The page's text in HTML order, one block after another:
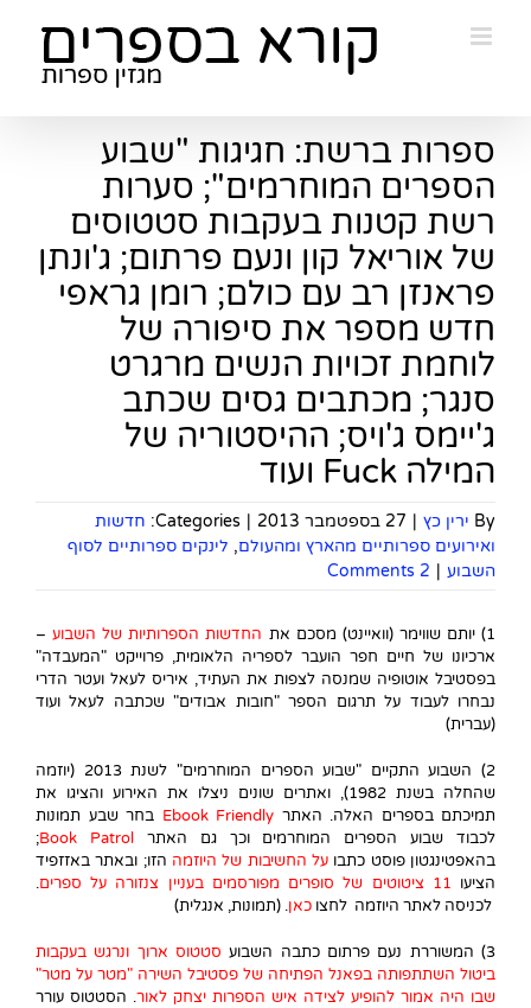
ספרות ברשת: חגיגות "שבוע
הספרים המוחרמים"; סערות
רשת קטנות בעקבות סטטוסים
של אוריאל קון ונעם פרתום; ג'ונתן
פראנזן רב עם כולם; רומן גראפי
חדש מספר את סיפורה של
לוחמת זכויות הנשים מרגרט
סנגר; מכתבים גסים שכתב
ג'יימס ג'ויס; ההיסטוריה של
המילה Fuck ועוד
By ירין כץ | 27 בספטמבר 2013 |
Categories: חדשות
ואירועים ספרותיים מהארץ ומהעולם, לינקים ספרותיים לסוף
השבוע |
2 Comments
1) יותם שווימר (וואיינט) מסכם את החדשות הספרותיות של השבוע –
ארכיונו של חיים חפר הועבר לספריה הלאומית, פרוייקט "המעבדה"
בפסטיבל אוטופיה שמנסה לצפות את העתיד, איריס לעאל ועטר הדרי
נבחרו לעבוד על תרגום הספר "חובות אבודים" שכתבה לעאל ועוד
(עברית)
2) השבוע התקיים "שבוע הספרים המוחרמים" לשנת 2013 (יוזמה
שהחלה בשנת 1982), ואתרים שונים ניצלו את האירוע והציגו את
תמיכתם בספרים האלה. האתר Ebook Friendly בחר שבע תמונות
לכבוד שבוע הספרים המוחרמים וכך גם האתר
Book Patrol
;
בהאפטינגטון פוסט כתבו על החשיבות של היוזמה הזו; ובאתר באזזפיד
הציעו 11 ציטוטים של סופרים מפורסמים בעניין צנזורה על ספרים
.
לכניסה לאתר היוזמה לחצו כאן. (תמונות, אנגלית)
3) המשוררת נעם פרתום כתבה השבוע
סטטוס ארוך ונרגש בעקבות
ביטול השתתפותה בפאנל הפתיחה של פסטיבל השירה "מטר על מטר"
שבו היה אמור להופיע לצידה איש הספרות יצחק לאור. הסטטוס עורר